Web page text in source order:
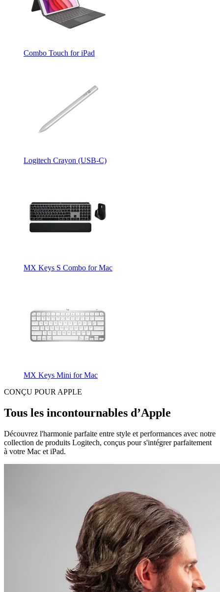
Combo Touch for iPad
Logitech Crayon (USB-C)
MX Keys S Combo for Mac
MX Keys Mini for Mac
CONÇU POUR APPLE
Tous les incontournables d’Apple
Découvrez l'harmonie parfaite entre style et performances avec notre
collection de produits Logitech, conçus pour s'intégrer parfaitement
à votre Mac et iPad.